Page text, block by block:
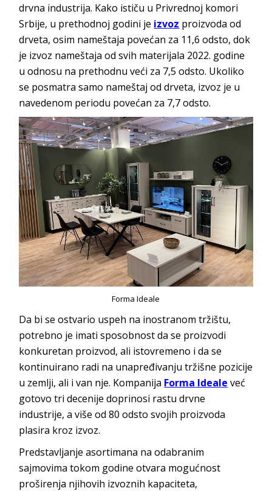
drvna industrija. Kako ističu u Privrednoj komori
Srbije, u prethodnoj godini je izvoz proizvoda od
drveta, osim nameštaja povećan za 11,6 odsto, dok
je izvoz nameštaja od svih materijala 2022. godine
u odnosu na prethodnu veći za 7,5 odsto. Ukoliko
se posmatra samo nameštaj od drveta, izvoz je u
navedenom periodu povećan za 7,7 odsto.
Forma Ideale
Da bi se ostvario uspeh na inostranom tržištu,
potrebno je imati sposobnost da se proizvodi
konkuretan proizvod, ali istovremeno i da se
kontinuirano radi na unapređivanju tržišne pozicije
u zemlji, ali i van nje. Kompanija Forma Ideale već
gotovo tri decenije doprinosi rastu drvne
industrije, a više od 80 odsto svojih proizvoda
plasira kroz izvoz.
Predstavljanje asortimana na odabranim
sajmovima tokom godine otvara mogućnost
proširenja njihovih izvoznih kapaciteta,